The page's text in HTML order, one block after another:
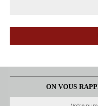
ON VOUS